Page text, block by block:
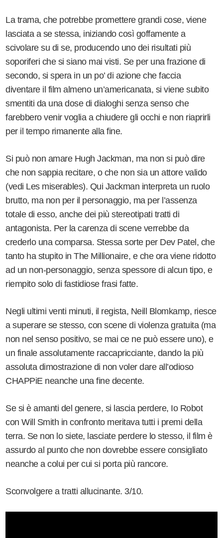
La trama, che potrebbe promettere grandi cose, viene
lasciata a se stessa, iniziando così goffamente a
scivolare su di se, producendo uno dei risultati più
soporiferi che si siano mai visti. Se per una frazione di
secondo, si spera in un po’ di azione che faccia
diventare il film almeno un’americanata, si viene subito
smentiti da una dose di dialoghi senza senso che
farebbero venir voglia a chiudere gli occhi e non riaprirli
per il tempo rimanente alla fine.
Si può non amare Hugh Jackman, ma non si può dire
che non sappia recitare, o che non sia un attore valido
(vedi Les miserables). Qui Jackman interpreta un ruolo
brutto, ma non per il personaggio, ma per l’assenza
totale di esso, anche dei più stereotipati tratti di
antagonista. Per la carenza di scene verrebbe da
crederlo una comparsa. Stessa sorte per Dev Patel, che
tanto ha stupito in The Millionaire, e che ora viene ridotto
ad un non-personaggio, senza spessore di alcun tipo, e
riempito solo di fastidiose frasi fatte.
Negli ultimi venti minuti, il regista, Neill Blomkamp, riesce
a superare se stesso, con scene di violenza gratuita (ma
non nel senso positivo, se mai ce ne può essere uno), e
un finale assolutamente raccapricciante, dando la più
assoluta dimostrazione di non voler dare all’odioso
CHAPPiE neanche una fine decente.
Se si è amanti del genere, si lascia perdere, Io Robot
con Will Smith in confronto meritava tutti i premi della
terra. Se non lo siete, lasciate perdere lo stesso, il film è
assurdo al punto che non dovrebbe essere consigliato
neanche a colui per cui si porta più rancore.
Sconvolgere a tratti allucinante. 3/10.